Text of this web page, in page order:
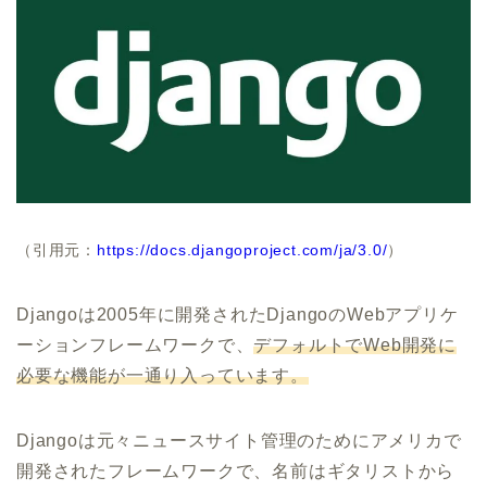
（引用元： https://docs.djangoproject.com/ja/3.0/）
Djangoは2005年に開発されたDjangoのWebアプリケ
ーションフレームワークで、デフォルトでWeb開発に
必要な機能が一通り入っています。
Djangoは元々ニュースサイト管理のためにアメリカで
開発されたフレームワークで、名前はギタリストから